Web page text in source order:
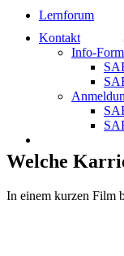
Lernforum
Kontakt
Info-
Welche
In einem kurzen Film